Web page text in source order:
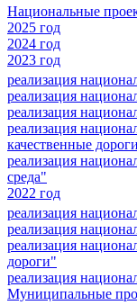
Национальные
2025 год
2024 год
2023 год
реализация
реализация
реализация
реализация
качественные
реализация
среда"
2022 год
реализация
реализация
реализация
дороги"
реализация
Муниципальные